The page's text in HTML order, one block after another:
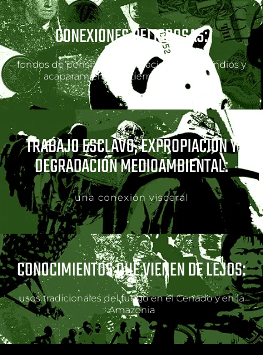
CONEXIONES PELIGROSAS:
fondos de pensiones internacionales, incendios y
acaparamiento de tierras en Matopiba
TRABAJO ESCLAVO, EXPROPIACIÓN Y
DEGRADACIÓN MEDIOAMBIENTAL:
una conexión visceral
CONOCIMIENTOS QUE VIENEN DE LEJOS:
usos tradicionales del fuego en el Cerrado y en la
Amazonia